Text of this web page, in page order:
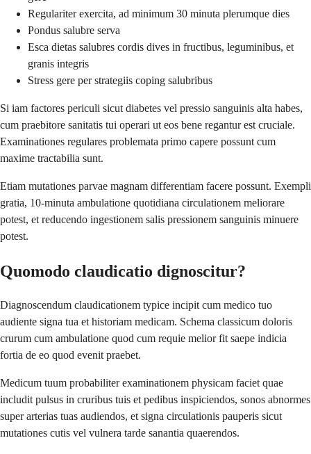
Regulariter exercita, ad minimum 30 minuta plerumque dies
Pondus salubre serva
Esca dietas salubres cordis dives in fructibus, leguminibus, et
granis integris
Stress gere per strategiis coping salubribus
Si iam factores periculi sicut diabetes vel pressio sanguinis alta habes,
cum praebitore sanitatis tui operari ut eos bene regantur est cruciale.
Examinationes regulares problemata primo capere possunt cum
maxime tractabilia sunt.
Etiam mutationes parvae magnam differentiam facere possunt. Exempli
gratia, 10-minuta ambulatione quotidiana circulationem meliorare
potest, et reducendo ingestionem salis pressionem sanguinis minuere
potest.
Quomodo claudicatio dignoscitur?
Diagnoscendum claudicationem typice incipit cum medico tuo
audiente signa tua et historiam medicam. Schema classicum doloris
crurum cum ambulatione quod cum requie melior fit saepe indicia
fortia de eo quod evenit praebet.
Medicum tuum probabiliter examinationem physicam faciet quae
includit pulsus in cruribus tuis et pedibus inspiciendos, sonos abnormes
super arterias tuas audiendos, et signa circulationis pauperis sicut
mutationes cutis vel vulnera tarde sanantia quaerendos.